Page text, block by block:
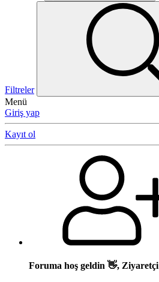
Filtreler
Menü
Giriş yap
Kayıt ol
Foruma hoş geldin 👋, Ziyaretçi